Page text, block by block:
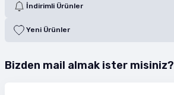
İndirimli Ürünler
Yeni Ürünler
Bizden mail almak ister misiniz?